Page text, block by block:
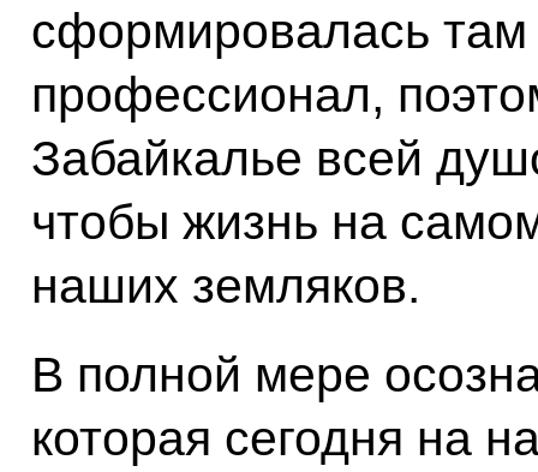
сформировалась там
профессионал,
Забайкалье всей
чтобы жизнь на
наших земляков.
В полной мере
которая сегодня на